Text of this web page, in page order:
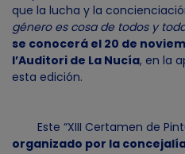
que la lucha y la
género es cosa de todos y
se conocerá el 20 de
l’Auditori de La Nucía, en la
esta edición.
Este “XIII Certamen de
organizado por la